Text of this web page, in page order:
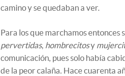
camino y se quedaban a ver.
Para los que marchamos entonces
pervertidas, hombrecitosy
comunicación, pues solo había
de la peor calaña. Hace cuarenta